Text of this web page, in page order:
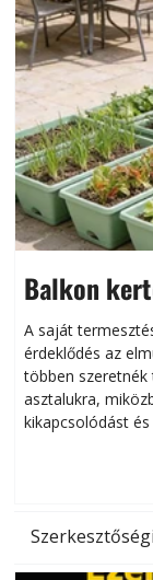
Balkon
A saját
érdeklődés az
többen szeretnék
asztalukra,
kikapcsolódást
Szerkesztőségi